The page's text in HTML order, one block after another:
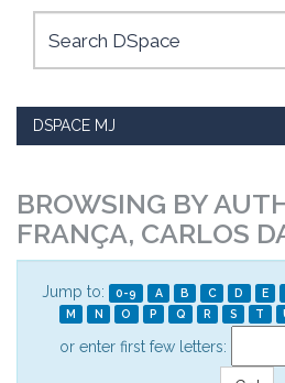
DSPACE MJ
BROWSING BY
FRANÇA, CARLOS
Jump to: 0-9 A B C D E
M
N O P Q R S T
or enter first few letters: